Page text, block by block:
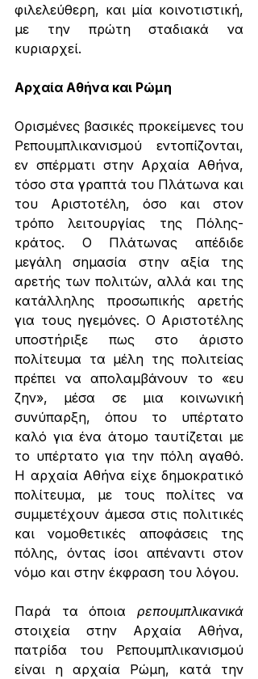
φιλελεύθερη, και μία κοινοτιστική,
με την πρώτη σταδιακά να
κυριαρχεί.
Αρχαία Αθήνα και Ρώμη
Ορισμένες βασικές προκείμενες του
Ρεπουμπλικανισμού εντοπίζονται,
εν σπέρματι στην Αρχαία Αθήνα,
τόσο στα γραπτά του Πλάτωνα και
του Αριστοτέλη, όσο και στον
τρόπο λειτουργίας της Πόλης-
κράτος. Ο Πλάτωνας απέδιδε
μεγάλη σημασία στην αξία της
αρετής των πολιτών, αλλά και της
κατάλληλης προσωπικής αρετής
για τους ηγεμόνες. Ο Αριστοτέλης
υποστήριξε πως στο άριστο
πολίτευμα τα μέλη της πολιτείας
πρέπει να απολαμβάνουν το «ευ
ζην», μέσα σε μια κοινωνική
συνύπαρξη, όπου το υπέρτατο
καλό για ένα άτομο ταυτίζεται με
το υπέρτατο για την πόλη αγαθό.
Η αρχαία Αθήνα είχε δημοκρατικό
πολίτευμα, με τους πολίτες να
συμμετέχουν άμεσα στις πολιτικές
και νομοθετικές αποφάσεις της
πόλης, όντας ίσοι απέναντι στον
νόμο και στην έκφραση του λόγου.
Παρά τα όποια
στοιχεία στην Αρχαία Αθήνα,
πατρίδα του Ρεπουμπλικανισμού
είναι η αρχαία Ρώμη, κατά την